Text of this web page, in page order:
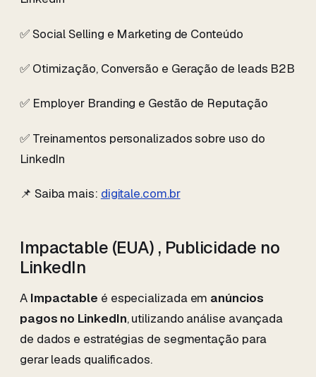
✅ Social Selling e Marketing de Conteúdo
✅ Otimização, Conversão e Geração de leads B2B
✅ Employer Branding e Gestão de Reputação
✅ Treinamentos personalizados sobre uso do
LinkedIn
📌 Saiba mais: digitale.com.br
Impactable (EUA) , Publicidade no
LinkedIn
A Impactable é especializada em anúncios
pagos no LinkedIn, utilizando análise avançada
de dados e estratégias de segmentação para
gerar leads qualificados.